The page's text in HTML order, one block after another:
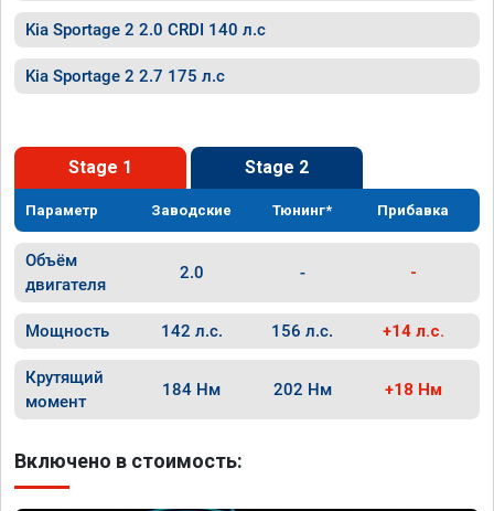
Kia Sportage 2 2.0 CRDI 140 л.с
Kia Sportage 2 2.7 175 л.с
Stage 1 Stage 2
Параметр Заводские Тюнинг* Прибавка
Объём
двигателя
2.0 - -
Мощность 142 л.с. 156 л.с. +14 л.с.
Крутящий
момент
184 Нм 202 Нм +18 Нм
Включено в стоимость: